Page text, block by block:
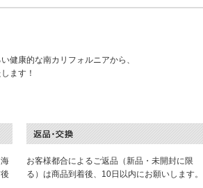
健康的な南カリフォルニアから、
ます！
お客様都合によるご返品（新品・未開封に限
る）は商品到着後、10日以内にお願いします。